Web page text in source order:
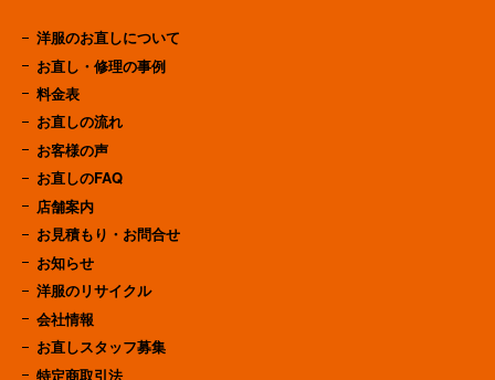
洋服のお直しについて
お直し・修理の事例
料金表
お直しの流れ
お客様の声
お直しのFAQ
店舗案内
お見積もり・お問合せ
お知らせ
洋服のリサイクル
会社情報
お直しスタッフ募集
特定商取引法